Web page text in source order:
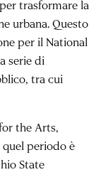
trasformare la
urbana. Questo
per il National
serie di
tra cui
the Arts,
periodo è
State